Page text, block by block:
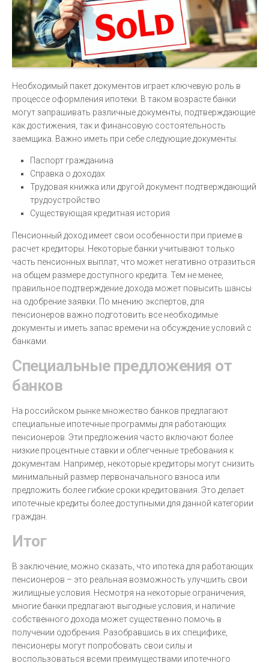
Необходимый пакет документов играет ключевую роль в
процессе оформления ипотеки. В таком возрасте банки
могут запрашивать различные документы, подтверждающие
как достижения, так и финансовую состоятельность
заемщика. Важно иметь при себе следующие документы:
Паспорт гражданина
Справка о доходах
Трудовая книжка или другой документ подтверждающий
трудоустройство
Существующая кредитная история
Пенсионный доход имеет свои особенности при приеме в
расчет кредиторы. Некоторые банки учитывают только
часть пенсионных выплат, что может негативно отразиться
на общем размере доступного кредита. Тем не менее,
правильное подтверждение дохода может повысить шансы
на одобрение заявки. По мнению экспертов, для
пенсионеров важно подготовить все необходимые
документы и иметь запас времени на обсуждение условий с
банками.
Специальные предложения от
банков
На российском рынке множество банков предлагают
специальные ипотечные программы для работающих
пенсионеров. Эти предложения часто включают более
низкие процентные ставки и облегченные требования к
документам. Например, некоторые кредиторы могут снизить
минимальный размер первоначального взноса или
предложить более гибкие сроки кредитования. Это делает
ипотечные кредиты более доступными для данной категории
граждан.
Итог
В заключение, можно сказать, что ипотека для работающих
пенсионеров – это реальная возможность улучшить свои
жилищные условия. Несмотря на некоторые ограничения,
многие банки предлагают выгодные условия, и наличие
собственного дохода может существенно помочь в
получении одобрения. Разобравшись в их специфике,
пенсионеры могут попробовать свои силы и
воспользоваться всеми преимуществами ипотечного